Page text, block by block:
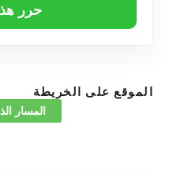
حرر
الموقع على الخريطة
المسار